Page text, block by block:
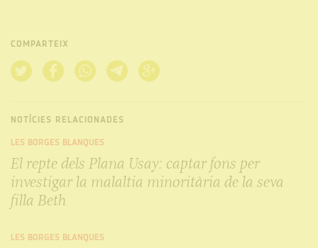
COMPARTEIX
NOTÍCIES RELACIONADES
LES BORGES BLANQUES
El repte dels Plana Usay: captar fons per
investigar la malaltia minoritària de la seva
filla Beth
LES BORGES BLANQUES